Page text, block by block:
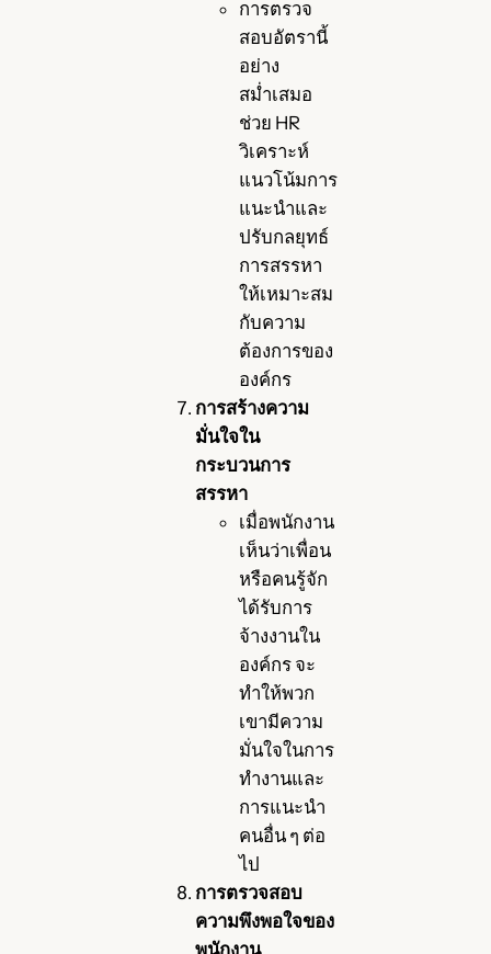
การตรวจ
สอบอัตรานี้
อย่าง
สม่ำเสมอ
ช่วย HR
วิเคราะห์
แนวโน้มการ
แนะนำและ
ปรับกลยุทธ์
การสรรหา
ให้เหมาะสม
กับความ
ต้องการของ
องค์กร
การสร้างความ
มั่นใจใน
กระบวนการ
สรรหา
เมื่อพนักงาน
เห็นว่าเพื่อน
หรือคนรู้จัก
ได้รับการ
จ้างงานใน
องค์กร จะ
ทำให้พวก
เขามีความ
มั่นใจในการ
ทำงานและ
การแนะนำ
คนอื่น ๆ ต่อ
ไป
การตรวจสอบ
ความพึงพอใจของ